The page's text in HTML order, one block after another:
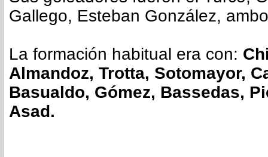
Gallego, Esteban González,
La formación habitual era con:
Almandoz, Trotta, Sotomayor,
Basualdo, Gómez, Bassedas,
Asad.